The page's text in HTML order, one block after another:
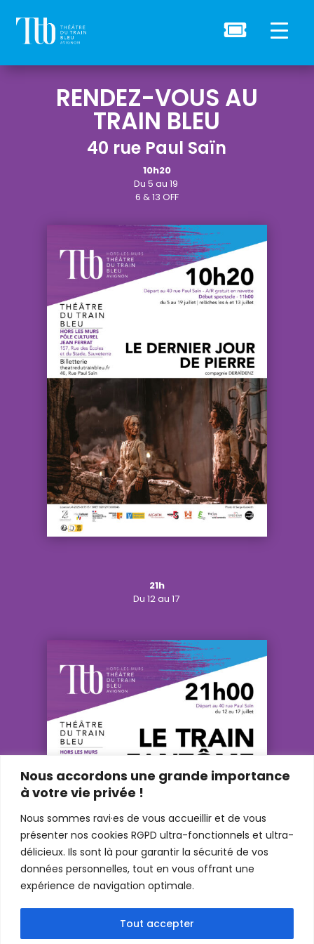
Nous accordons une grande importance
à votre vie privée !
Nous sommes ravi·es de vous accueillir et de vous
présenter nos cookies RGPD ultra-fonctionnels et ultra-
délicieux. Ils sont là pour garantir la sécurité de vos
données personnelles, tout en vous offrant une
expérience de navigation optimale.
Tout accepter

RENDEZ-VOUS AU
TRAIN BLEU
40 rue Paul Saïn
10h20
Du 5 au 19
6 & 13 OFF
21h
Du 12au 17